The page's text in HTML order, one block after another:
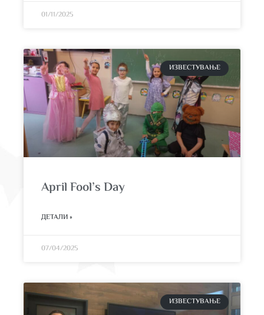
01/11/2025
ИЗВЕСТУВАЊЕ
April Fool’s Day
ДЕТАЛИ »
07/04/2025
ИЗВЕСТУВАЊЕ